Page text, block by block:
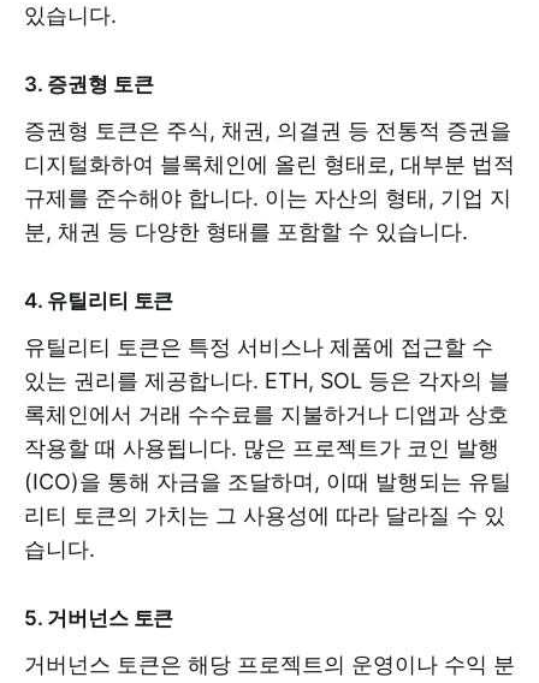
있습니다.
3. 증권형 토큰
증권형 토큰은 주식, 채권, 의결권 등 전통적 증권을
디지털화하여 블록체인에 올린 형태로, 대부분 법적
규제를 준수해야 합니다. 이는 자산의 형태, 기업 지
분, 채권 등 다양한 형태를 포함할 수 있습니다.
4. 유틸리티 토큰
유틸리티 토큰은 특정 서비스나 제품에 접근할 수
있는 권리를 제공합니다. ETH, SOL 등은 각자의 블
록체인에서 거래 수수료를 지불하거나 디앱과 상호
작용할 때 사용됩니다. 많은 프로젝트가 코인 발행
(ICO)을 통해 자금을 조달하며, 이때 발행되는 유틸
리티 토큰의 가치는 그 사용성에 따라 달라질 수 있
습니다.
5. 거버넌스 토큰
거버넌스 토큰은 해당 프로젝트의 운영이나 수익 분